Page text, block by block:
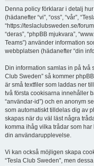
Denna policy förklarar i detalj
(hädanefter “vi”, “oss”, “vår”,
“https://teslaclubsweden.se/
“deras”, “phpBB mjukvara”,
Teams”) använder information
webbplatsen (hädanefter “din
Din information samlas in på två
Club Sweden” så kommer
är små textfiler som laddas ner
två första cookisarna innehåller
“användar-id”) och en anonym
som automatiskt tilldelas dig av
skapas när du väl läst några
komma ihåg vilka trådar som
din användarupplevelse.
Vi kan också möjligen skapa
“Tesla Club Sweden”, men